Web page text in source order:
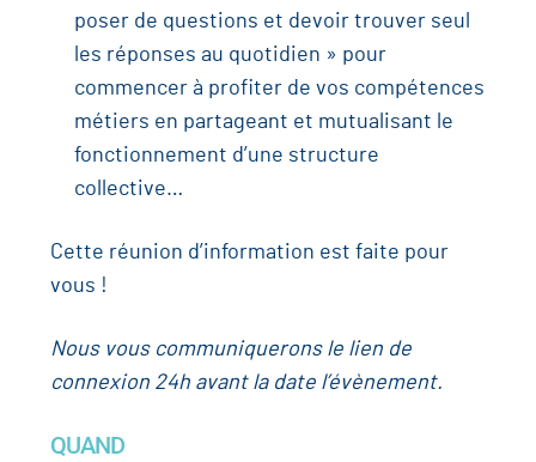
poser de questions et devoir trouver seul
les réponses au quotidien » pour
commencer à profiter de vos compétences
métiers en partageant et mutualisant le
fonctionnement d’une structure
collective…
Cette réunion d’information est faite pour
vous !
Nous vous communiquerons le lien de
connexion 24h avant la date l’évènement.
QUAND